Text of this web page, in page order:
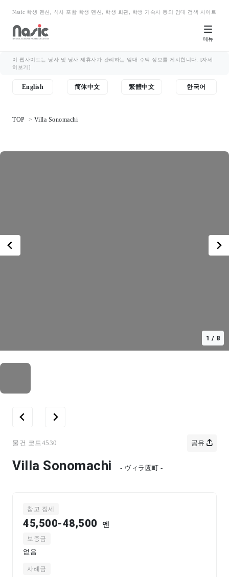
Nasic 학생 맨션, 식사 포함 학생 맨션, 학생 회관, 학생 기숙사 등의 임대 검색 사이트
메뉴
이 웹사이트는 당사 및 당사 제휴사가 관리하는 임대 주택 정보를 게시합니다. [자세
히보기]
English 简体中文 繁體中文 한국어
TOP Villa Sonomachi
1 / 8
물건 코드 4530 공유
Villa Sonomachi - ヴィラ園町 -
참고 집세
45,500-48,500 엔
보증금
없음
사례금